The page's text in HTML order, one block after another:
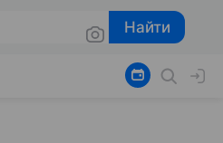
Найти
Найти